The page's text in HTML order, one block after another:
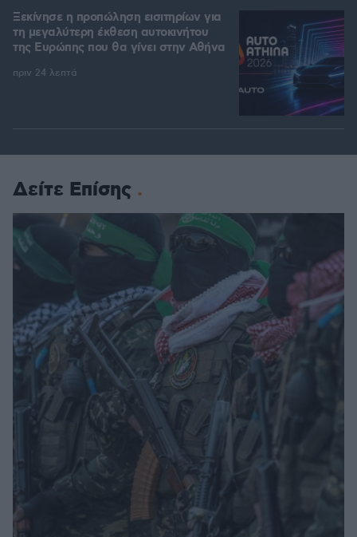
Ξεκίνησε η προπώληση εισιτηρίων για
τη μεγαλύτερη έκθεση αυτοκινήτου
της Ευρώπης που θα γίνει στην Αθήνα
πριν 24 λεπτά
Δείτε Επίσης